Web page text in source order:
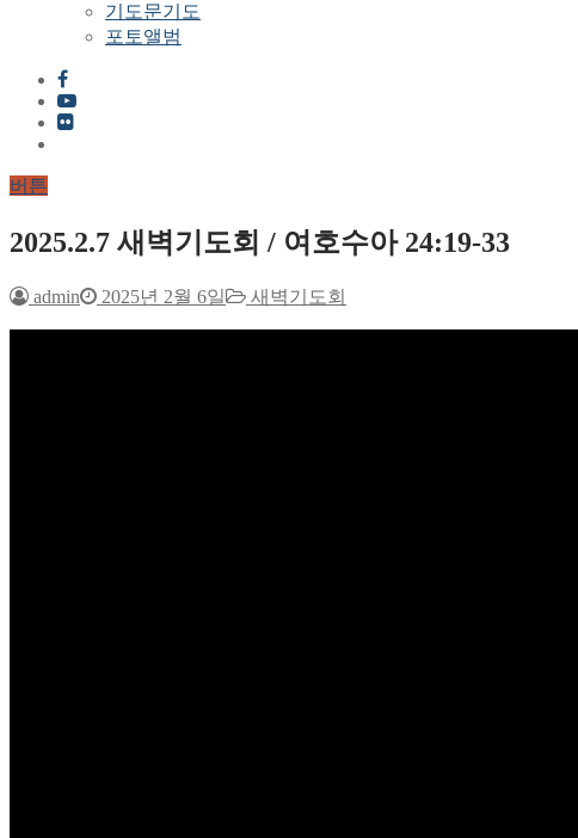
기도문기도
포토앨범
버튼
2025.2.7 새벽기도회 / 여호수아 24:19-33
admin 2025년 2월 6일 새벽기도회